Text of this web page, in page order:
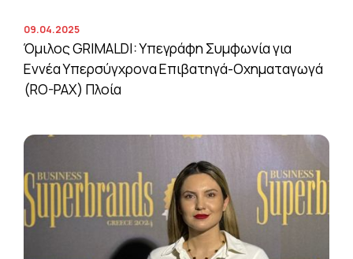
09.04.2025
Όμιλος GRIMALDI: Υπεγράφη Συμφωνία για
Εννέα Υπερσύγχρονα Επιβατηγά-Οχηματαγωγά
(RO-PAX) Πλοία